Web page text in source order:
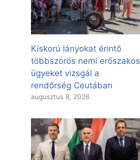
Kiskorú lányokat érintő
többszörös nemi erőszakos
ügyeket vizsgál a
rendőrség Ceutában
augusztus 8, 2026